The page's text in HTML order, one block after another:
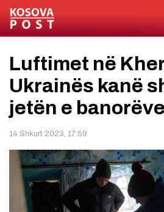
Luftimet në
Ukrainës kanë
jetën e banorëve
14 Shkurt 2023, 17:59